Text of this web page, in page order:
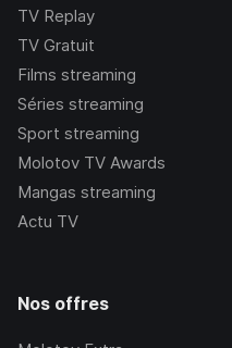
TV Replay
TV Gratuit
Films streaming
Séries streaming
Sport streaming
Molotov TV Awards
Mangas streaming
Actu TV
Nos offres